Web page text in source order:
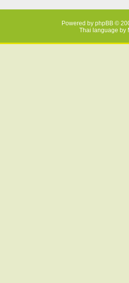
Powered by phpBB ©
Thai language by